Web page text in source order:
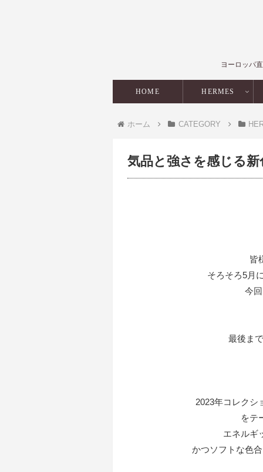
ヨーロッパ
HOME HERMES
ホーム CATEGORY
気品と強さを感じる新
皆
そろそろ5月
今
最後ま
2023年コレクシ
をテ
エネルギ
かつソフトな色